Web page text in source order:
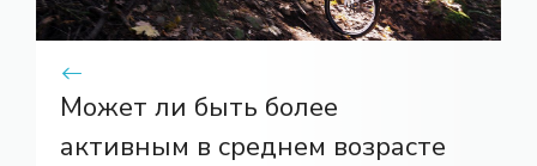
Может ли быть более
активным в среднем возрасте